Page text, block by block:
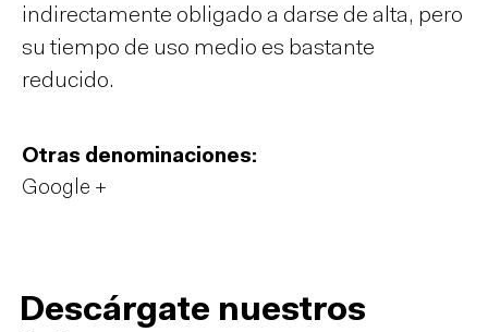
indirectamente obligado a darse de alta, pero
su tiempo de uso medio es bastante
reducido.
Otras denominaciones:
Google +
Descárgate nuestros